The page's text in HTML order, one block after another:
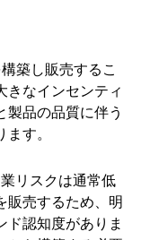
築し販売するこ
きなインセンティ
製品の品質に伴う
す。
リスクは通常低
販売するため、明
ド認知度がありま